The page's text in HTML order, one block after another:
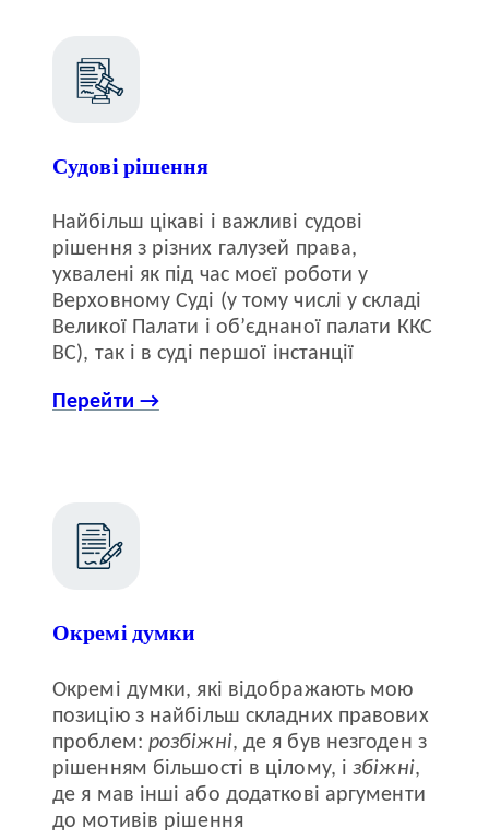
Судові рішення
Найбільш цікаві і важливі судові
рішення з різних галузей права,
ухвалені як під час моєї роботи у
Верховному Суді (у тому числі у складі
Великої Палати і об’єднаної палати ККС
ВС), так і в суді першої інстанції
Перейти →
Окремі думки
Окремі думки, які відображають мою
позицію з найбільш складних правових
проблем: розбіжні, де я був незгоден з
рішенням більшості в цілому, ізбіжні,
де я мав інші або додаткові аргументи
до мотивів рішення